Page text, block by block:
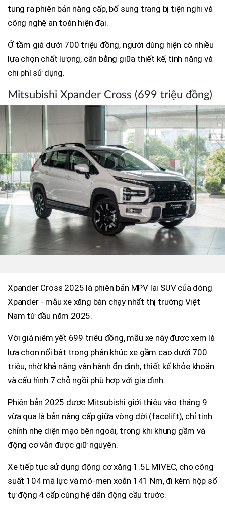
tung ra phiên bản nâng cấp, bổ sung trang bị tiện nghi và
công nghệ an toàn hiện đại.
Ở tầm giá dưới 700 triệu đồng, người dùng hiện có nhiều
lựa chọn chất lượng, cân bằng giữa thiết kế, tính năng và
chi phí sử dụng.
Mitsubishi Xpander Cross (699 triệu đồng)
Xpander Cross 2025 là phiên bản MPV lai SUV của dòng
Xpander - mẫu xe xăng bán chạy nhất thị trường Việt
Nam từ đầu năm 2025.
Với giá niêm yết 699 triệu đồng, mẫu xe này được xem là
lựa chọn nổi bật trong phân khúc xe gầm cao dưới 700
triệu, nhờ khả năng vận hành ổn định, thiết kế khỏe khoắn
và cấu hình 7 chỗ ngồi phù hợp với gia đình.
Phiên bản 2025 được Mitsubishi giới thiệu vào tháng 9
vừa qua là bản nâng cấp giữa vòng đời (facelift), chỉ tinh
chỉnh nhẹ diện mạo bên ngoài, trong khi khung gầm và
động cơ vẫn được giữ nguyên.
Xe tiếp tục sử dụng động cơ xăng 1.5L MIVEC, cho công
suất 104 mã lực và mô-men xoắn 141 Nm, đi kèm hộp số
tự động 4 cấp cùng hệ dẫn động cầu trước.